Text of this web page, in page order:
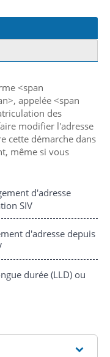
<span
appelée <span
des
modifier l'adresse
cette démarche dans
même si vous
d'adresse
SIV
d'adresse depuis
durée (LLD) ou